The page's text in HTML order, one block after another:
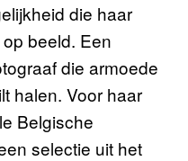
die haar
beeld. Een
die armoede
halen. Voor haar
Belgische
selectie uit het